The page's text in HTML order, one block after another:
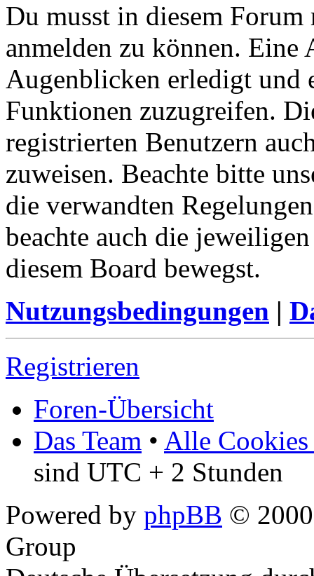
Du musst in diesem
anmelden zu können.
Augenblicken erledigt und
Funktionen zuzugreifen.
registrierten Benutzern
zuweisen. Beachte bitte
die verwandten
beachte auch die
diesem Board bewegst.
Nutzungsbedingungen |
Registrieren
Foren-Übersicht
Das Team • Alle Cookies
sind UTC + 2 Stunden
Powered by phpBB ©
Group